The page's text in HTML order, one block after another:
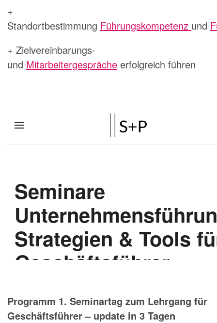
+
Standortbestimmung Führungskompetenz und
+ Zielvereinbarungs-
und Mitarbeitergespräche erfolgreich führen
Programm 1. Seminartag zum Lehrgang für
Geschäftsführer – update in 3 Tagen